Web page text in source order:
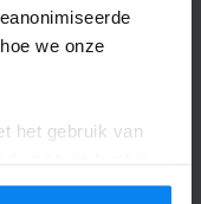
we onze
het gebruik van
Bekijk voor alle
23 juli 2026